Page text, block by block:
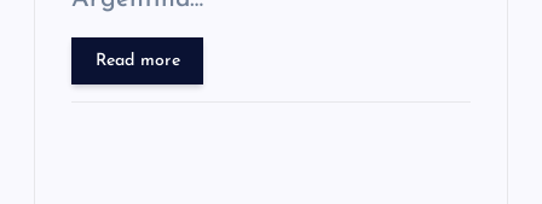
Read more